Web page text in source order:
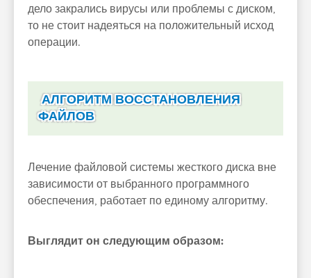
дело закрались вирусы или проблемы с диском,
то не стоит надеяться на положительный исход
операции.
АЛГОРИТМ ВОССТАНОВЛЕНИЯ
ФАЙЛОВ
Лечение файловой системы жесткого диска вне
зависимости от выбранного программного
обеспечения, работает по единому алгоритму.
Выглядит он следующим образом: